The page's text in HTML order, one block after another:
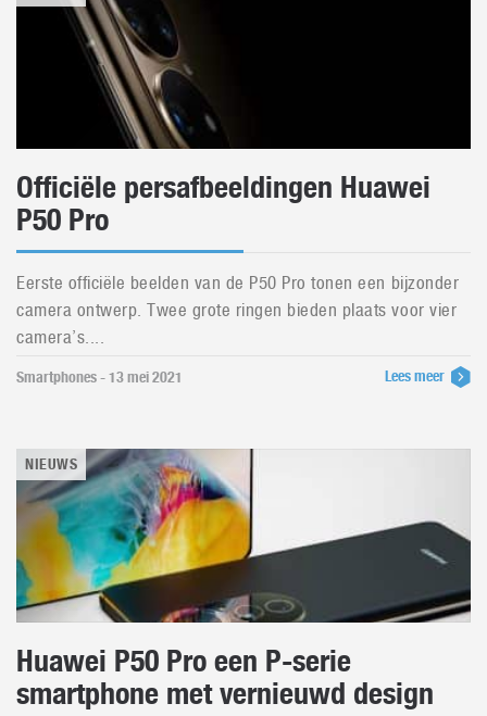
Officiële persafbeeldingen Huawei
P50 Pro
Eerste officiële beelden van de P50 Pro tonen een bijzonder
camera ontwerp. Twee grote ringen bieden plaats voor vier
camera’s....
Smartphones - 13 mei 2021 Lees meer
NIEUWS
Huawei P50 Pro een P-serie
smartphone met vernieuwd design